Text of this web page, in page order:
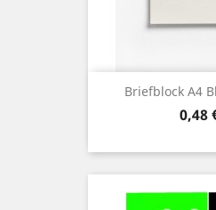
Briefblock A4
Preis
0,48